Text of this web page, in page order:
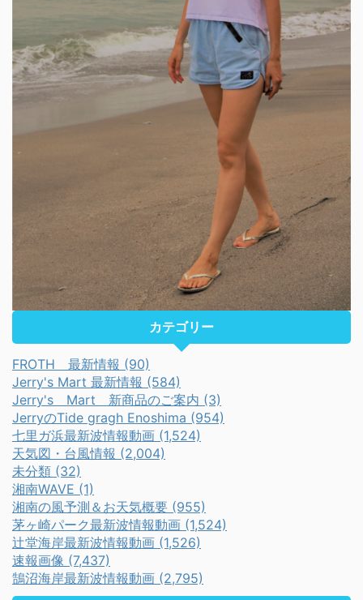
カテゴリー
FROTH 最新情報 (90)
Jerry's Mart 最新情報 (584)
Jerry's Mart 新商品のご案内 (3)
JerryのTide gragh Enoshima (954)
七里ガ浜最新波情報動画 (1,524)
天気図・台風情報 (2,004)
未分類 (32)
湘南WAVE (1)
湘南の風予測＆お天気概要 (955)
茅ヶ崎パーク最新波情報動画 (1,524)
辻堂海岸最新波情報動画 (1,526)
速報画像 (7,437)
鵠沼海岸最新波情報動画 (2,795)